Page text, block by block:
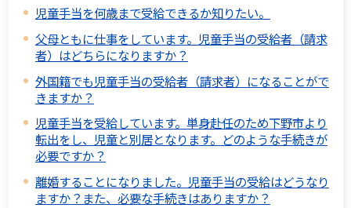
児童手当を何歳まで受給できるか知りたい。
父母ともに仕事をしています。児童手当の受給者（請求
者）はどちらになりますか？
外国籍でも児童手当の受給者（請求者）になることがで
きますか？
児童手当を受給しています。単身赴任のため下野市より
転出をし、児童と別居となります。どのような手続きが
必要ですか？
離婚することになりました。児童手当の受給はどうなり
ますか？また、必要な手続きはありますか？